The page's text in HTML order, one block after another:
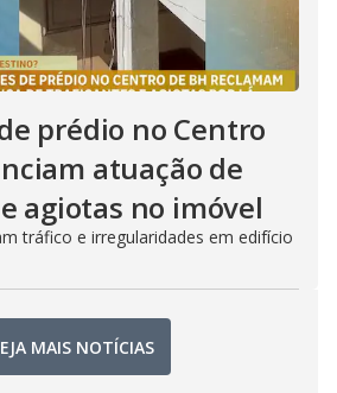
prédio no Centro
atuação de
agiotas no imóvel
tráfico e irregularidades em edifício
MAIS NOTÍCIAS